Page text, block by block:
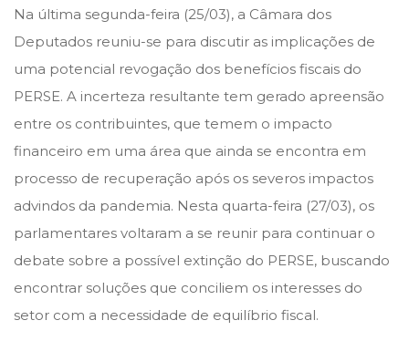
Na última segunda-feira (25/03), a Câmara dos
Deputados reuniu-se para discutir as implicações de
uma potencial revogação dos benefícios fiscais do
PERSE. A incerteza resultante tem gerado apreensão
entre os contribuintes, que temem o impacto
financeiro em uma área que ainda se encontra em
processo de recuperação após os severos impactos
advindos da pandemia. Nesta quarta-feira (27/03), os
parlamentares voltaram a se reunir para continuar o
debate sobre a possível extinção do PERSE, buscando
encontrar soluções que conciliem os interesses do
setor com a necessidade de equilíbrio fiscal.